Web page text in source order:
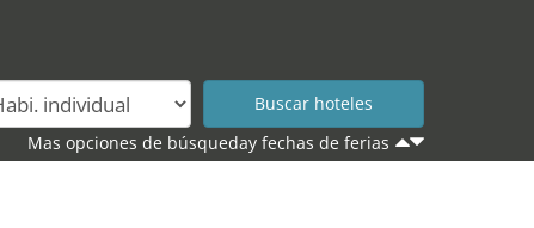
Mas opciones de búsqueday fechas de ferias